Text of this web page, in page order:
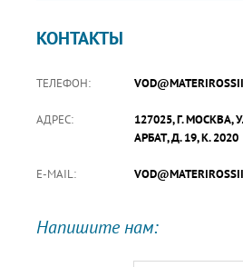
КОНТАКТЫ
ТЕЛЕФОН:
АДРЕС:
127025, Г. МОСКВА,
АРБАТ, Д. 19, К. 2020
E-MAIL:
Напишите нам: